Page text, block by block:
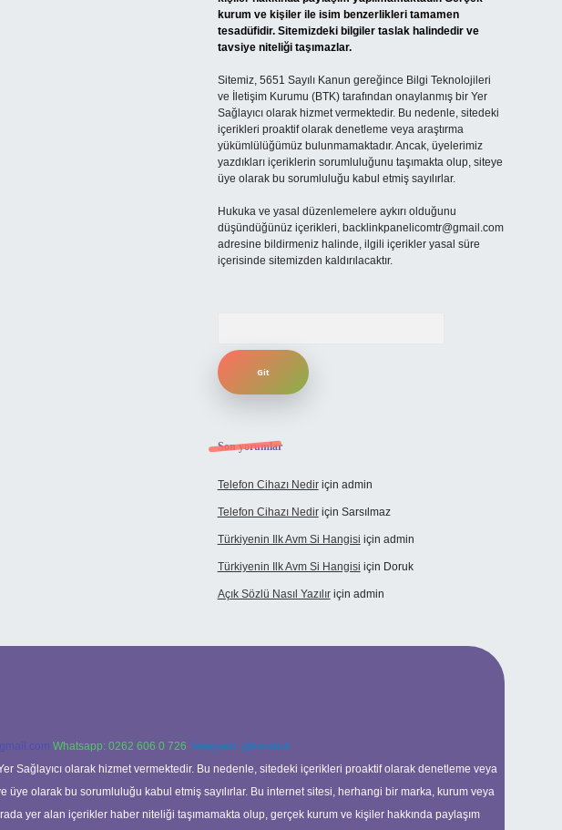
kurum ve kişiler ile isim benzerlikleri tamamen
tesadüfidir. Sitemizdeki bilgiler taslak halindedir ve
tavsiye niteliği taşımazlar.
Sitemiz, 5651 Sayılı Kanun gereğince Bilgi Teknolojileri
ve İletişim Kurumu (BTK) tarafından onaylanmış bir Yer
Sağlayıcı olarak hizmet vermektedir. Bu nedenle, sitedeki
içerikleri proaktif olarak denetleme veya araştırma
yükümlülüğümüz bulunmamaktadır. Ancak, üyelerimiz
yazdıkları içeriklerin sorumluluğunu taşımakta olup, siteye
üye olarak bu sorumluluğu kabul etmiş sayılırlar.
Hukuka ve yasal düzenlemelere aykırı olduğunu
düşündüğünüz içerikleri, backlinkpanelicomtr@gmail.com
adresine bildirmeniz halinde, ilgili içerikler yasal süre
içerisinde sitemizden kaldırılacaktır.
Son yorumlar
Telefon Cihazı Nediriçin admin
Telefon Cihazı Nediriçin Sarsılmaz
Türkiyenin Ilk Avm Si Hangisi için admin
Türkiyenin Ilk Avm Si Hangisi için Doruk
Açık Sözlü Nasıl Yazılıriçin admin
Whatsapp: 0262 606 0 726 Telegram: @karabul
Sağlayıcı olarak hizmet vermektedir. Bu nedenle, sitedeki içerikleri proaktif olarak denetleme veya
olarak bu sorumluluğu kabul etmiş sayılırlar. Bu internet sitesi, herhangi bir marka, kurum veya
yer alan içerikler haber niteliği taşımamakta olup, gerçek kurum ve kişiler hakkında paylaşım